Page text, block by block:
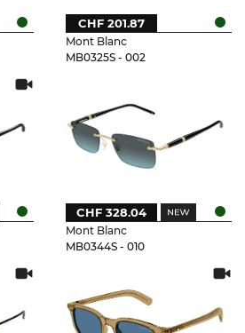
Mont Blanc
MB0325S - 002
CHF 201.87
Mont Blanc
MB0344S - 010
CHF 328.04